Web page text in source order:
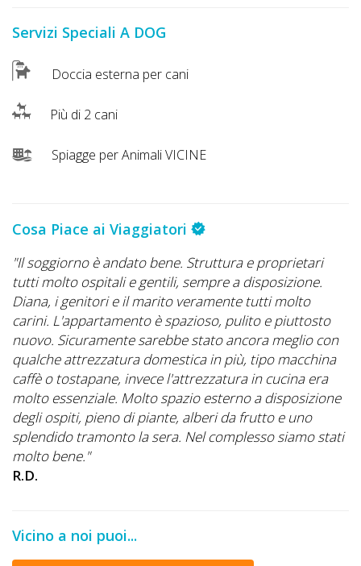
Lavora
Noi
Inserisci
Attività
Accedi
Registrati
Servizi Speciali A DOG
Doccia esterna per cani
Più di 2 cani
Spiagge per Animali VICINE
Cosa Piace ai Viaggiatori
"Il soggiorno è andato bene. Struttura e proprietari
tutti molto ospitali e gentili, sempre a disposizione.
Diana, i genitori e il marito veramente tutti molto
carini. L'appartamento è spazioso, pulito e piuttosto
nuovo. Sicuramente sarebbe stato ancora meglio con
qualche attrezzatura domestica in più, tipo macchina
caffè o tostapane, invece l'attrezzatura in cucina era
molto essenziale. Molto spazio esterno a disposizione
degli ospiti, pieno di piante, alberi da frutto e uno
splendido tramonto la sera. Nel complesso siamo stati
molto bene."
R.D.
Vicino a noi puoi...